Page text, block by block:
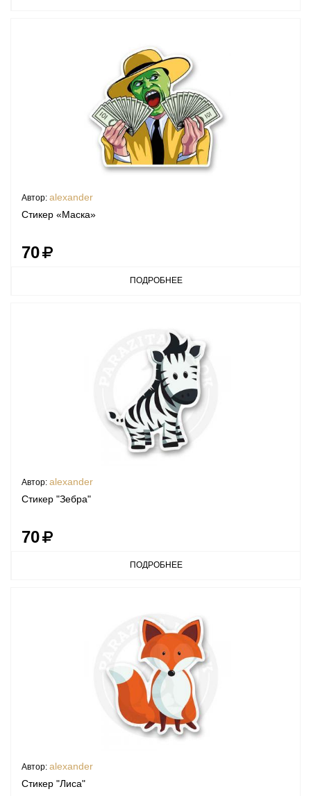
Автор: alexander
Стикер «Маска»
70
ПОДРОБНЕЕ
Автор: alexander
Стикер "Зебра"
70
ПОДРОБНЕЕ
Автор: alexander
Стикер "Лиса"